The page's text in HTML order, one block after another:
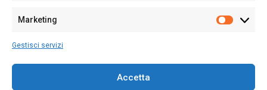
Marketing
Gestisci servizi
Accetta
128/2020 del 10/02/2020
Per la Pubblicità: